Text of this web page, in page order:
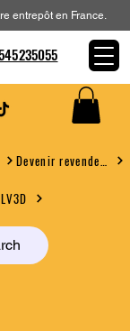
entrepôt en France.